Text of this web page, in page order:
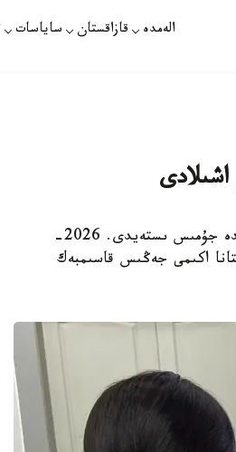
الەمدە قازاقستان ساياسات
استانا. KAZINFORM - ەلوردادا باعدارشامداردىڭ %40 اۆتوماتتى رەجيمدە جۇمىس ىستەيدى. 2026-
استانا اكىمى جەڭىس قاسىمبەك